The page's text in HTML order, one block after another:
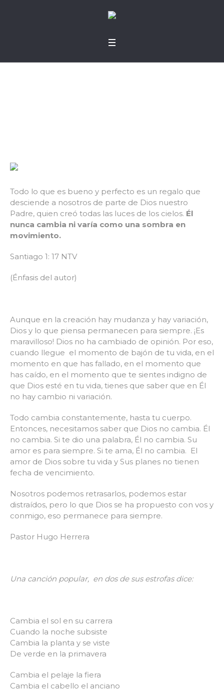
Todo lo que es bueno y perfecto es un regalo que
desciende a nosotros de parte de Dios nuestro
Padre, quien creó todas las luces de los cielos. Él
nunca cambia ni varía como una sombra en
movimiento.
Santiago 1: 17 NTV
(Énfasis del autor)
Aunque en la creación hay mudanza y hay variación,
Dios y lo que piensa permanecen para siempre. ¡Es
maravilloso! Dios no ha cambiado de opinión. Por eso,
cuando llegue el momento de bajón de tu vida, en el
momento en que has fallado, en el momento que
has caído, en el momento que te sientes indigno de
que Dios esté en tu vida, tienes que saber que en Él
no hay cambio ni variación.
Todo cambia constantemente, hasta tu cuerpo.
Entonces, necesitamos saber que Dios no cambia. Él
no cambia. Si te dio una palabra, Él no cambia. Su
amor es para siempre. Si te ama, Él no cambia. El
amor de Dios sobre tu vida y Sus planes no tienen
fecha de vencimiento.
Nosotros podemos retrasarlos, podemos estar
distraídos, pero lo que Dios se ha propuesto con vos y
conmigo, eso permanece para siempre.
Pastor Hugo Herrera
Una canción popular, en dos de sus estrofas dice:
Cambia el sol en su carrera
Cuando la noche subsiste
Cambia la planta y se viste
De verde en la primavera
Cambia el pelaje la fiera
Cambia el cabello el anciano